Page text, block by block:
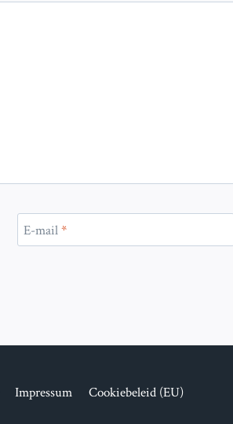
E-mail*
Impressum Cookiebeleid (EU)